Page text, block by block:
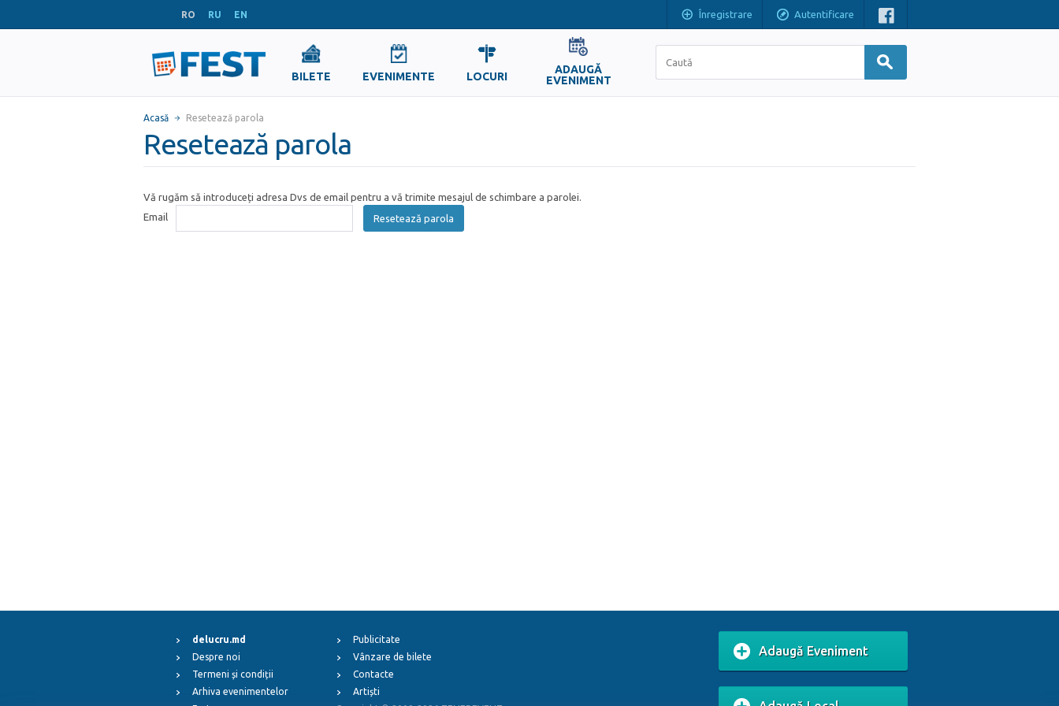
RO RU EN Înregistrare Autentificare
BILETE EVENIMENTE LOCURI
ADAUGĂ
EVENIMENT
Acasă Resetează parola
Resetează parola
Vă rugăm să introduceți adresa Dvs de email pentru a vă trimite mesajul de schimbare a parolei.
Email
Resetează parola
delucru.md
Despre noi
Termeni și condiții
Arhiva evenimentelor
Publicitate
Vânzare de bilete
Contacte
Artiști
Adaugă Eveniment